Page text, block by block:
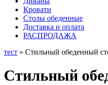
Кровати
Столы обеденные
Доставка и оплата
РАСПРОДАЖА
тест » Стильный обеденный
Стильный